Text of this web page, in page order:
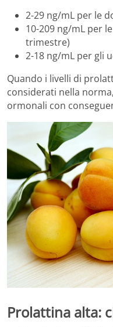
2-29 ng/mL per le
10-209 ng/mL per
trimestre)
2-18 ng/mL per gli
Quando i livelli di
considerati nella
ormonali con
Prolattina alta: